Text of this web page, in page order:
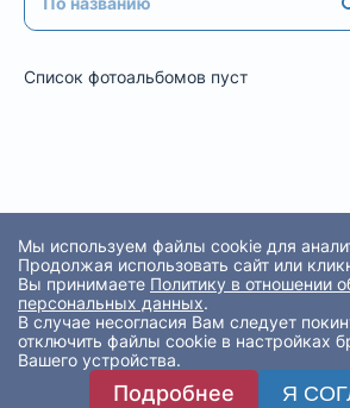
Список фотоальбомов пуст
Мы используем файлы cookie для
Продолжая использовать сайт или
Вы принимаете Политику в отношении
персональных данных.
В случае несогласия Вам следует
отключить файлы cookie в настройках
Вашего устройства.
Подробнее Я